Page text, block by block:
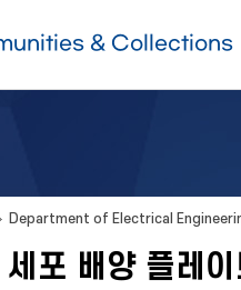
& Collections
Department of Electrical
포 배양 플레이